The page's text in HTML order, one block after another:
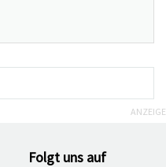
ANZEIGE
Folgt uns auf